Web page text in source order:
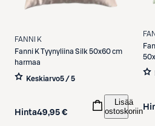
FANNI K
Fanni KTyynyliina Silk 50x60 cm
harmaa
Keskiarvo5 / 5
Hinta49,95 €
Lisää
ostoskoriin